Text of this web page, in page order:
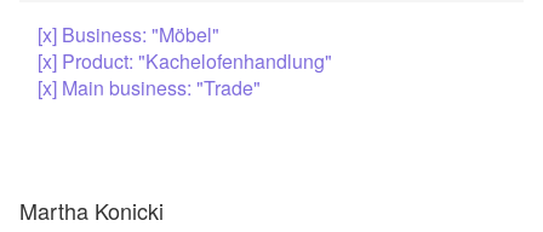
[x] Business: "Möbel"
[x] Product: "Kachelofenhandlung"
[x] Main business: "Trade"
Martha Konicki